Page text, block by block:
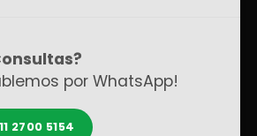
por WhatsApp!
11 2700 5154